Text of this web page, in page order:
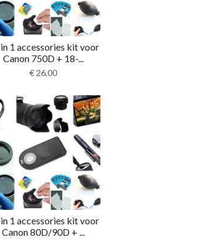
1 accessories kit voor
Canon 750D + 18-...
€ 26,00
1 accessories kit voor
Canon 80D/90D + ...